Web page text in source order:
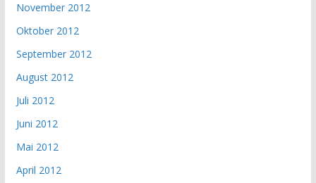
November 2012
Oktober 2012
September 2012
August 2012
Juli 2012
Juni 2012
Mai 2012
April 2012